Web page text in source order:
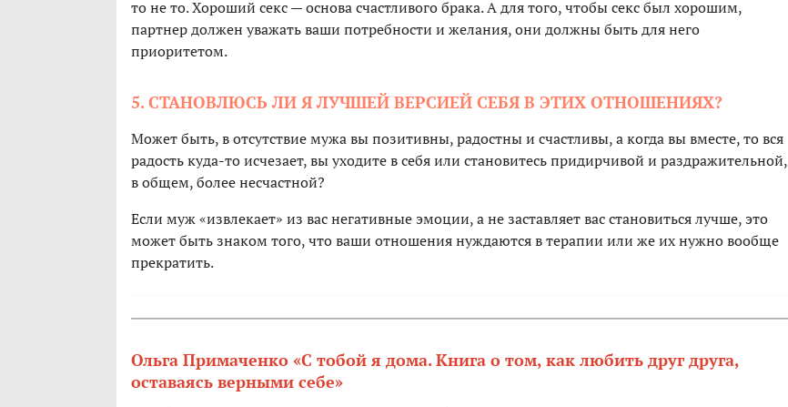
то не то. Хороший секс — основа счастливого брака. А для того, чтобы секс был хорошим,
партнер должен уважать ваши потребности и желания, они должны быть для него
приоритетом.
5. СТАНОВЛЮСЬ ЛИ Я ЛУЧШЕЙ ВЕРСИЕЙ СЕБЯ В ЭТИХ ОТНОШЕНИЯХ?
Может быть, в отсутствие мужа вы позитивны, радостны и счастливы, а когда вы вместе, то вся
радость куда-то исчезает, вы уходите в себя или становитесь придирчивой и раздражительной,
в общем, более несчастной?
Если муж «извлекает» из вас негативные эмоции, а не заставляет вас становиться лучше, это
может быть знаком того, что ваши отношения нуждаются в терапии или же их нужно вообще
прекратить.
Ольга Примаченко «С тобой я дома. Книга о том, как любить друг друга,
оставаясь верными себе»